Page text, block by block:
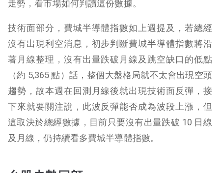
走勢，看市場如何判讀這份數據。
技術面部分，費城半導體指數如上週提及，若總經
沒有出現利空消息，初步判斷費城半導體指數將沿
著月線整理，沒有出量跌破月線及跳空缺口的低點
（約 5,365 點）話，整個大盤格局就不太會出現空頭
趨勢，故本週在回測月線後就出現技術面反彈，接
下來就要關注說，此波反彈能否成為波段上漲，但
這取決於總經數據，目前只要沒有出量跌破 10 日線
及月線，仍持續看多費城半導體指數。